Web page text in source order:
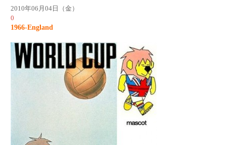
2010年06月04日（金）
0
1966-England